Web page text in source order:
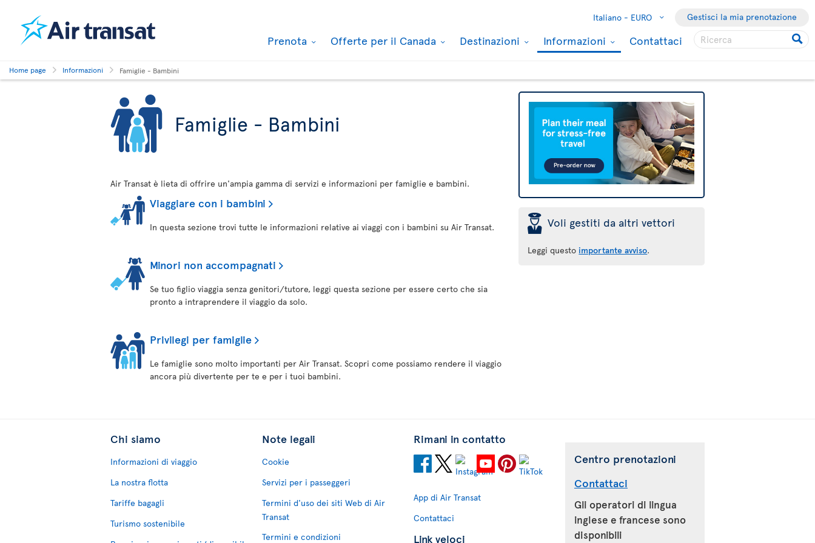
Italiano - EURO Gestisci la mia prenotazione
Prenota Offerte per il Canada Destinazioni Informazioni Contattaci
Home page Informazioni Famiglie - Bambini
Famiglie - Bambini
Air Transat è lieta di offrire un'ampia gamma di servizi e informazioni per famiglie e bambini.
Viaggiare con i bambini
In questa sezione trovi tutte le informazioni relative ai viaggi con i bambini su Air Transat.
Minori non accompagnati
Se tuo figlio viaggia senza genitori/tutore, leggi questa sezione per essere certo che sia
pronto a intraprendere il viaggio da solo.
Privilegi per famiglie
Le famiglie sono molto importanti per Air Transat. Scopri come possiamo rendere il viaggio
ancora più divertente per te e per i tuoi bambini.
þ Voli gestiti da altri vettori
Leggi questo importante avviso.
Chi siamo
Informazioni di viaggio
La nostra flotta
Tariffe bagagli
Turismo sostenibile
Note legali
Cookie
Servizi per i passeggeri
Termini d'uso dei siti Web di Air
Transat
Termini e condizioni
Rimani in contatto
App di Air Transat
Contattaci
Link veloci
Centro prenotazioni
Contattaci
Gli operatori di lingua
inglese e francese sono
disponibili